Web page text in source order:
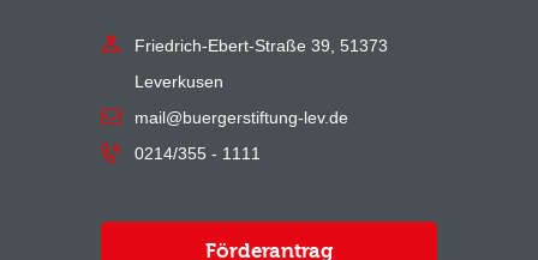
Friedrich-Ebert-Straße 39, 51373
Leverkusen
mail@buergerstiftung-lev.de
0214/355 - 1111
Förderantrag